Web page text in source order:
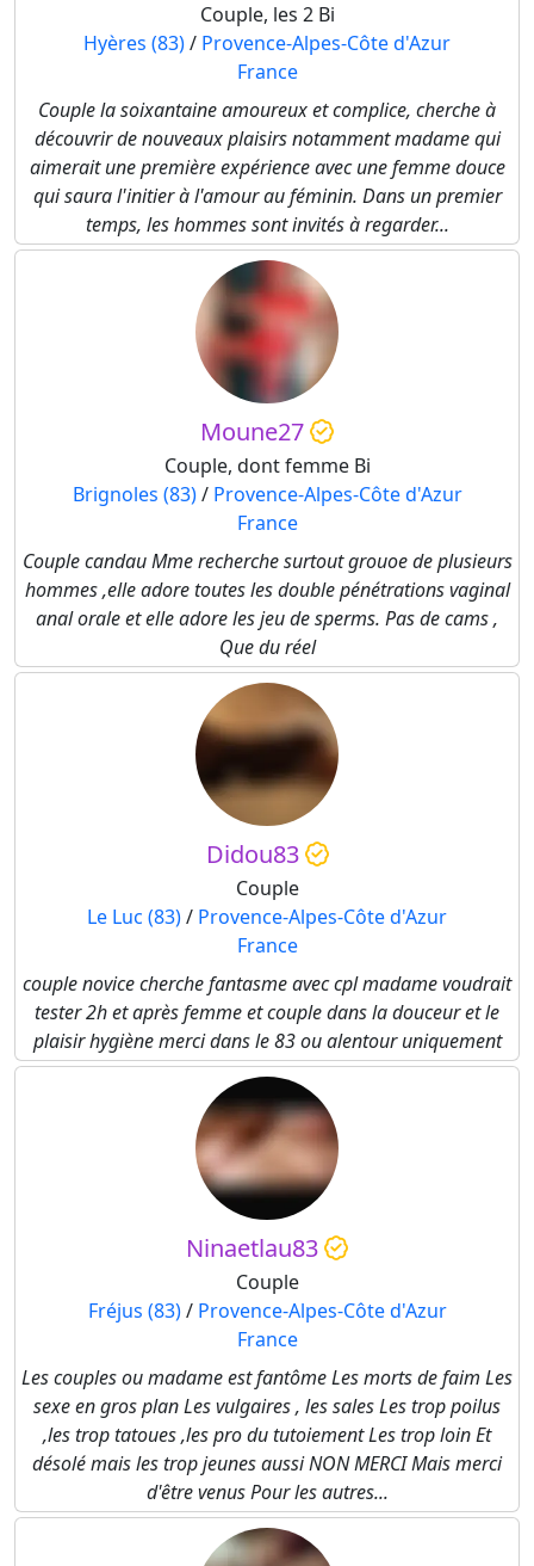
Couple, les 2 Bi
Hyères (83)/ Provence-Alpes-Côte d'Azur
France
Couple la soixantaine amoureux et complice, cherche à
découvrir de nouveaux plaisirs notamment madame qui
aimerait une première expérience avec une femme douce
qui saura l'initier à l'amour au féminin. Dans un premier
temps, les hommes sont invités à regarder...
Moune27
Couple, dont femme Bi
Brignoles (83)/ Provence-Alpes-Côte d'Azur
France
Couple candau Mme recherche surtout grouoe de plusieurs
hommes ,elle adore toutes les double pénétrations vaginal
anal orale et elle adore les jeu de sperms. Pas de cams ,
Que du réel
Didou83
Couple
Le Luc (83)/ Provence-Alpes-Côte d'Azur
France
couple novice cherche fantasme avec cpl madame voudrait
tester 2h et après femme et couple dans la douceur et le
plaisir hygiène merci dans le 83 ou alentour uniquement
Ninaetlau83
Couple
Fréjus (83)/ Provence-Alpes-Côte d'Azur
France
Les couples ou madame est fantôme Les morts de faim Les
sexe en gros plan Les vulgaires , les sales Les trop poilus
,les trop tatoues ,les pro du tutoiement Les trop loin Et
désolé mais les trop jeunes aussi NON MERCI Mais merci
d'être venus Pour les autres...